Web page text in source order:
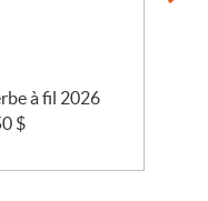
à fil 2026
$